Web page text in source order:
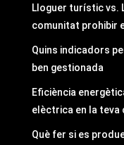
Lloguer turístic vs.
comunitat prohibir
Quins indicadors
ben gestionada
Eficiència
elèctrica en la teva
Què fer si es